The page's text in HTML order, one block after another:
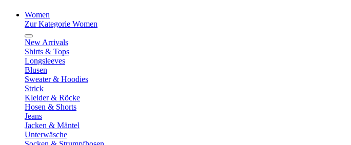
Women
Zur Kategorie Women
New Arrivals
Shirts & Tops
Longsleeves
Blusen
Sweater & Hoodies
Strick
Kleider & Röcke
Hosen & Shorts
Jeans
Jacken & Mäntel
Unterwäsche